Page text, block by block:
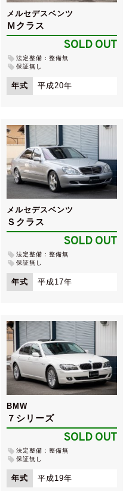
メルセデスベンツ
Ｍクラス
SOLD OUT
法定整備：整備無
保証無し
年式 平成20年
メルセデスベンツ
Ｓクラス
SOLD OUT
法定整備：整備無
保証無し
年式 平成17年
BMW
７シリーズ
SOLD OUT
法定整備：整備無
保証無し
年式 平成19年